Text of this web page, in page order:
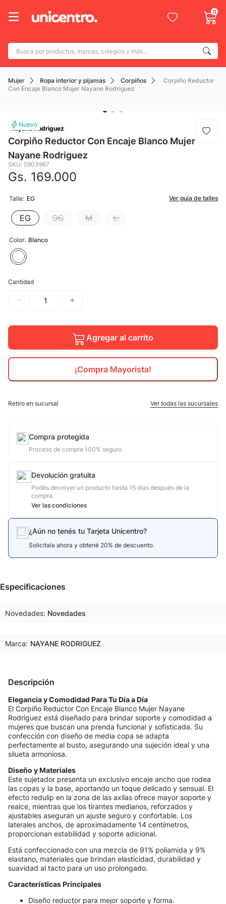
0
Buscá por productos, marcas, colegios y más...
Mujer Ropa interior y pijamas Corpiños
Corpiño Reductor
Con Encaje Blanco Mujer Nayane Rodriguez
Nayane Rodriguez
Corpiño Reductor Con Encaje Blanco Mujer
Nayane Rodriguez
SKU: 5903967
Gs. 169.000
Color: Blanco
Talle: EG
EG GG L
M
Ver guía de talles
Cantidad
Agregar al carrito
¡Compra Mayorista!
Retiro en sucursal Ver todas las sucursales
Compra protegida
Proceso de compra 100% seguro.
Devolución gratuita
Podés devolver un producto hasta 15 días después de la
compra.
Ver las condiciones
¿Aún no tenés tu Tarjeta Unicentro?
Solicitala ahora y obtené 20% de descuento.
Especificaciones
Novedades Novedades
Marca: NAYANE RODRIGUEZ
Descripción
Elegancia y Comodidad Para Tu Día a Día
El Corpiño Reductor Con Encaje Blanco Mujer Nayane
Rodriguez está diseñado para brindar soporte y comodidad a
mujeres que buscan una prenda funcional y sofisticada. Su
confección con diseño de media copa se adapta
perfectamente al busto, asegurando una sujeción ideal y una
silueta armoniosa.
Diseño y Materiales
Este sujetador presenta un exclusivo encaje ancho que rodea
las copas y la base, aportando un toque delicado y sensual. El
efecto redulip en la zona de las axilas ofrece mayor soporte y
realce, mientras que los tirantes medianos, reforzados y
ajustables aseguran un ajuste seguro y confortable. Los
laterales anchos, de aproximadamente 14 centímetros,
proporcionan estabilidad y soporte adicional.
Está confeccionado con una mezcla de 91% poliamida y 9%
elastano, materiales que brindan elasticidad, durabilidad y
suavidad al tacto para un uso prolongado.
Características Principales
Diseño reductor para mejor soporte y forma.
Términos más buscados
1 adidas
botin
5. caterpillar
mochila
9. jdy
10. calzado